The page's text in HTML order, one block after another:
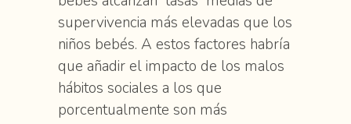
supervivencia más elevadas que los
niños bebés. A estos factores habría
que añadir el impacto de los malos
hábitos sociales a los que
porcentualmente son más